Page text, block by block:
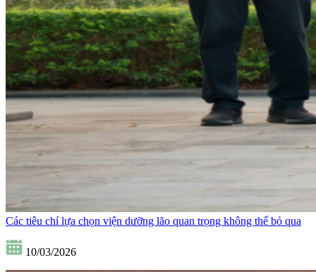
Các tiêu chí lựa chọn viện dưỡng lão quan trọng không thể bỏ qua
10/03/2026